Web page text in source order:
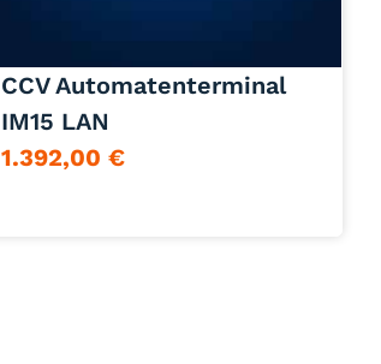
CCV Automatenterminal
IM15 LAN
1.392,00 €